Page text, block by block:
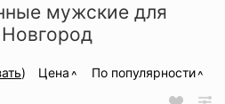
мужские для
) Цена
По популярности